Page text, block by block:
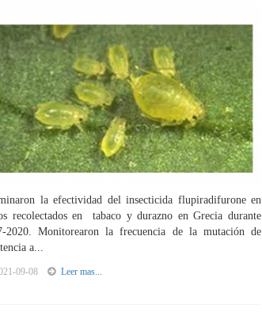
la efectividad del insecticida flupiradifurone en
recolectados en tabaco y durazno en Grecia durante
2020. Monitorearon la frecuencia de la mutación de
a...
09-08 Leer mas...